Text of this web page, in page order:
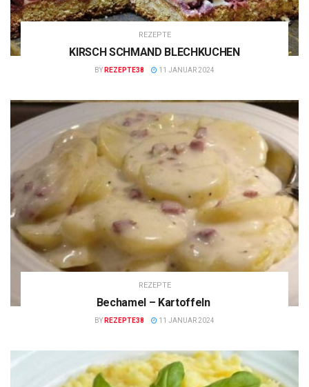
REZEPTE
KIRSCH SCHMAND BLECHKUCHEN
BY REZEPTE38 11 JANUAR 2024
REZEPTE
Bechamel – Kartoffeln
BY REZEPTE38 11 JANUAR 2024